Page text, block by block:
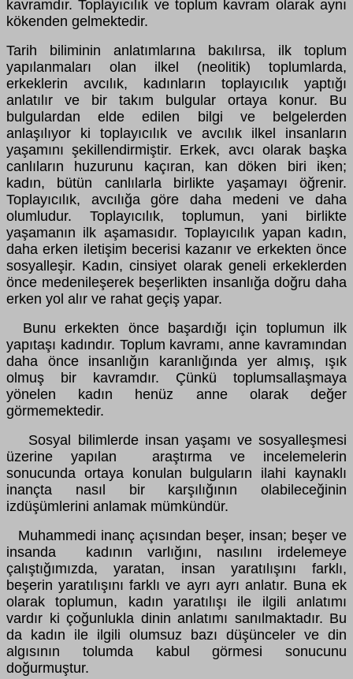
kavramdır. Toplayıcılık ve toplum kavram olarak aynı
kökenden gelmektedir.
Tarih biliminin anlatımlarına bakılırsa, ilk toplum
yapılanmaları olan ilkel (neolitik) toplumlarda,
erkeklerin avcılık, kadınların toplayıcılık yaptığı
anlatılır ve bir takım bulgular ortaya konur. Bu
bulgulardan elde edilen bilgi ve belgelerden
anlaşılıyor ki toplayıcılık ve avcılık ilkel insanların
yaşamını şekillendirmiştir. Erkek, avcı olarak başka
canlıların huzurunu kaçıran, kan döken biri iken;
kadın, bütün canlılarla birlikte yaşamayı öğrenir.
Toplayıcılık, avcılığa göre daha medeni ve daha
olumludur. Toplayıcılık, toplumun, yani birlikte
yaşamanın ilk aşamasıdır. Toplayıcılık yapan kadın,
daha erken iletişim becerisi kazanır ve erkekten önce
sosyalleşir. Kadın, cinsiyet olarak geneli erkeklerden
önce medenileşerek beşerlikten insanlığa doğru daha
erken yol alır ve rahat geçiş yapar.
Bunu erkekten önce başardığı için toplumun ilk
yapıtaşı kadındır. Toplum kavramı, anne kavramından
daha önce insanlığın karanlığında yer almış, ışık
olmuş bir kavramdır. Çünkü toplumsallaşmaya
yönelen kadın henüz anne olarak değer
görmemektedir.
Sosyal bilimlerde insan yaşamı ve sosyalleşmesi
üzerine yapılan araştırma ve incelemelerin
sonucunda ortaya konulan bulguların ilahi kaynaklı
inançta nasıl bir karşılığının olabileceğinin
izdüşümlerini anlamak mümkündür.
Muhammedi inanç açısından beşer, insan; beşer ve
insanda kadının varlığını, nasılını irdelemeye
çalıştığımızda, yaratan, insan yaratılışını farklı,
beşerin yaratılışını farklı ve ayrı ayrı anlatır. Buna ek
olarak toplumun, kadın yaratılışı ile ilgili anlatımı
vardır ki çoğunlukla dinin anlatımı sanılmaktadır. Bu
da kadın ile ilgili olumsuz bazı düşünceler ve din
algısının tolumda kabul görmesi sonucunu
doğurmuştur.